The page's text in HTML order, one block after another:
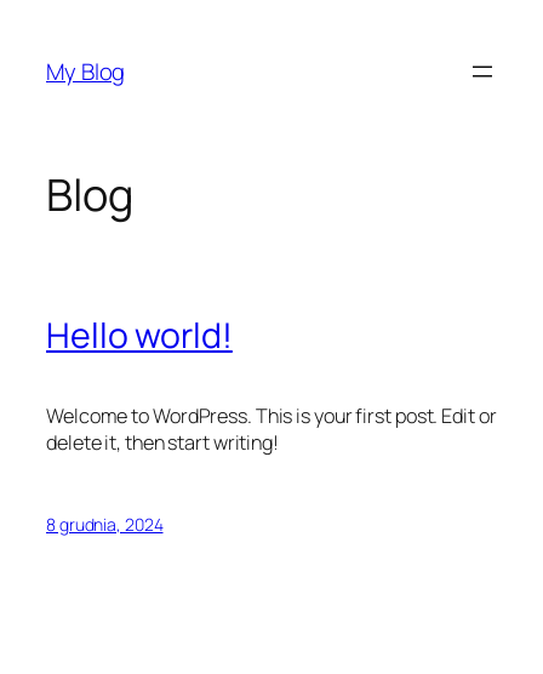
treściMy Blog
Blog
Hello world!
Welcome to WordPress. This is your first post. Edit or
delete it, then start writing!
8 grudnia, 2024